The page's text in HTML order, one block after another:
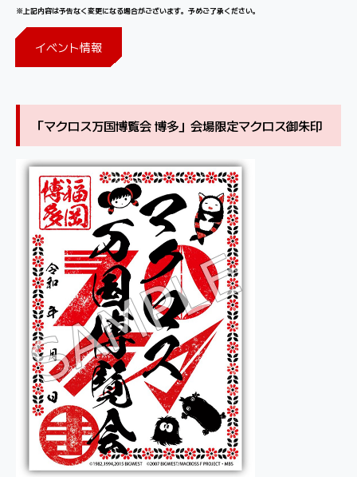
※上記内容は予告なく変更になる場合がございます。予めご了承ください。
イベント情報
「マクロス万国博覧会 博多」会場限定マクロス御朱印